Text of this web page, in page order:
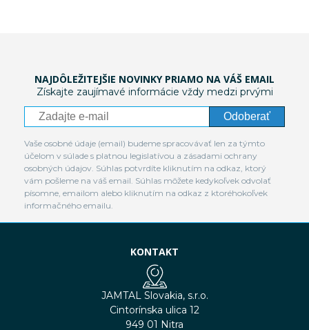
NAJDÔLEŽITEJŠIE NOVINKY PRIAMO NA VÁŠ EMAIL
Získajte zaujímavé informácie vždy medzi prvými
Odoberať
Vaše osobné údaje (email) budeme spracovávať len za týmto
účelom v súlade s platnou legislatívou a zásadami ochrany
osobných údajov. Súhlas potvrdíte kliknutím na odkaz, ktorý
vám pošleme na váš email. Súhlas môžete kedykoľvek odvolať
písomne, emailom alebo kliknutím na odkaz z ktoréhokoľvek
informačného emailu.
KONTAKT
JAMTAL Slovakia, s.r.o.
Cintorínska ulica 12
949 01 Nitra